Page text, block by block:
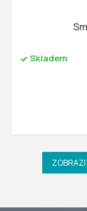
Skladem